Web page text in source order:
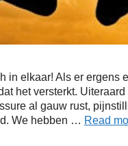
in elkaar! Als er ergens
het versterkt.
al gauw rust,
We hebben … Read